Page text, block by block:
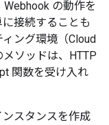
の動作を
接続することも
ング環境（Cloud
ソッドは、HTTP
関数を受け入れ
ンスタンスを作成